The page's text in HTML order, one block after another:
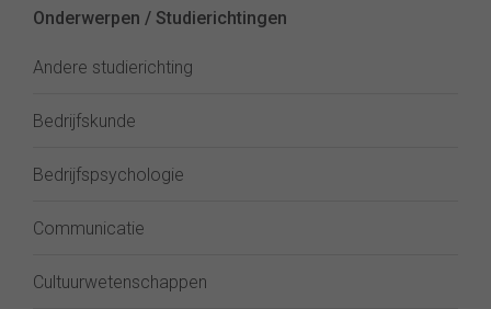
Onderwerpen / Studierichtingen
Andere studierichting
Bedrijfskunde
Bedrijfspsychologie
Communicatie
Cultuurwetenschappen